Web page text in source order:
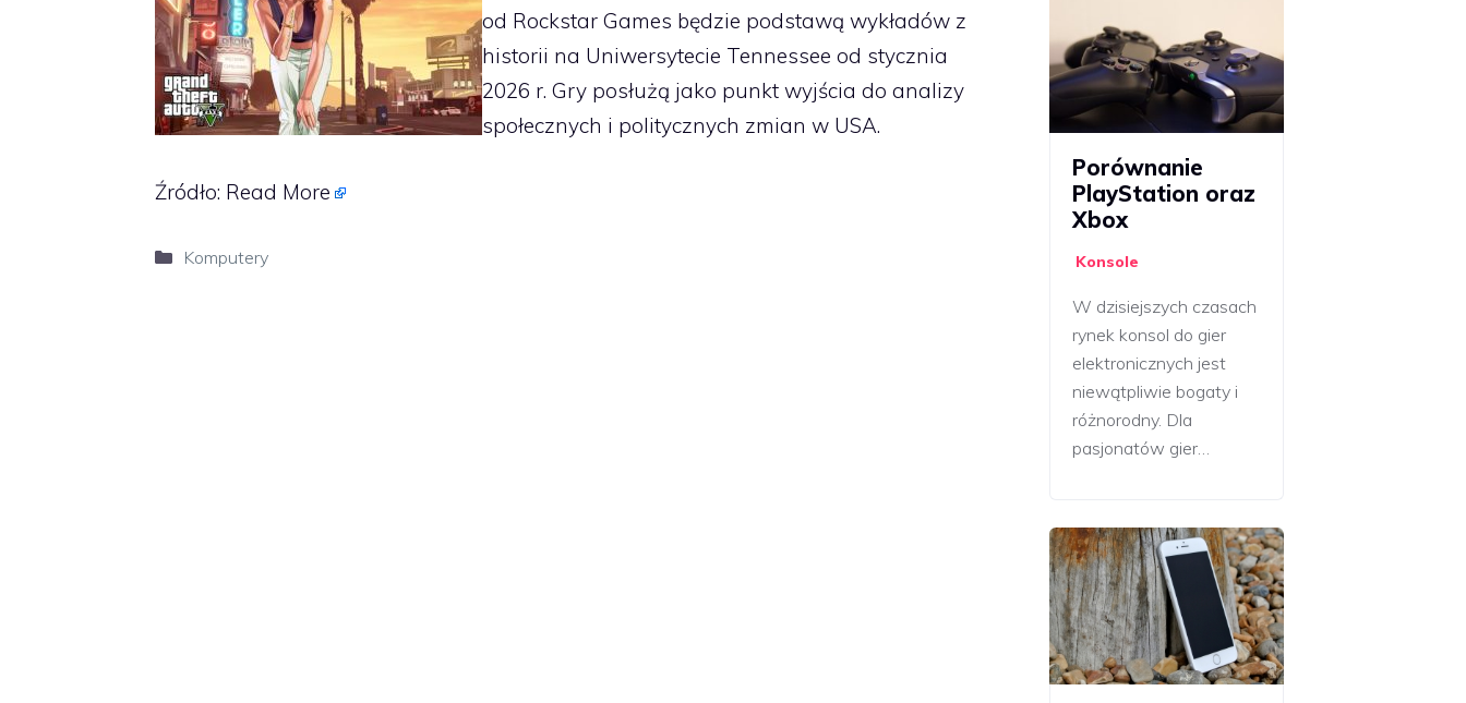
od Rockstar Games będzie podstawą wykładów z
historii na Uniwersytecie Tennessee od stycznia
2026 r. Gry posłużą jako punkt wyjścia do analizy
społecznych i politycznych zmian w USA.
Źródło: Read More
Kategorie
Komputery
Porównanie
PlayStation oraz
Xbox
Konsole
W dzisiejszych czasach
rynek konsol do gier
elektronicznych jest
niewątpliwie bogaty i
różnorodny. Dla
pasjonatów gier…